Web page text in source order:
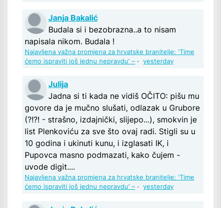
Janja Bakalić
Budala si i bezobrazna..a to nisam
napisala nikom. Budala !
Najavljena važna promjena za hrvatske branitelje: 'Time
ćemo ispraviti još jednu nepravdu' – · yesterday
Julija
Jadna si ti kada ne vidiš OČITO: pišu mu
govore da je mučno slušati, odlazak u Grubore
(?!?! - strašno, izdajnički, slijepo...), smokvin je
list Plenkoviću za sve što ovaj radi. Stigli su u
10 godina i ukinuti kunu, i izglasati IK, i
Pupovca masno podmazati, kako čujem -
uvode digit....
Najavljena važna promjena za hrvatske branitelje: 'Time
ćemo ispraviti još jednu nepravdu' – · yesterday